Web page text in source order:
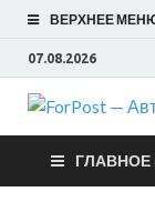
ВЕРХНЕЕ
07.08.2026